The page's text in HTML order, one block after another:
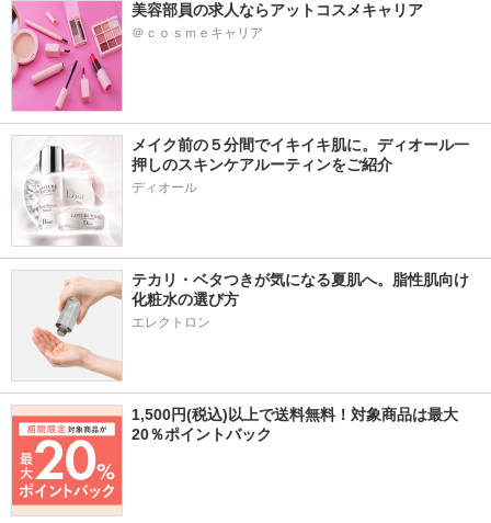
美容部員の求人ならアットコスメキャリア
＠ｃｏｓｍｅキャリア
メイク前の５分間でイキイキ肌に。ディオール一
押しのスキンケアルーティンをご紹介
ディオール
テカリ・ベタつきが気になる夏肌へ。脂性肌向け
化粧水の選び方
エレクトロン
1,500円(税込)以上で送料無料！対象商品は最大
20％ポイントバック